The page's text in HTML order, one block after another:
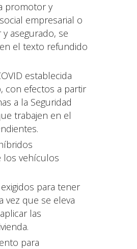
promotor y
empresarial o
asegurado, se
el texto refundido
establecida
con efectos a partir
a la Seguridad
trabajen en el
los vehículos
para tener
vez que se eleva
las
para